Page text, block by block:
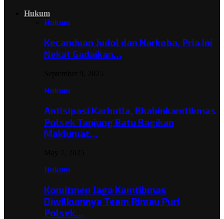
Hukum
Hukum
Kecanduan Judol dan Narkoba, Pria Ini
Nekat Gadaikan…
Hukum
Antisipasi Karhutla, Bhabinkamtibmas
Polsek Tanjung Batu Bagikan
Maklumat…
Hukum
Komitmen Jaga Kamtibmas
Diwilkumnya Team Rimau Puri
Polsek…